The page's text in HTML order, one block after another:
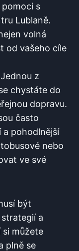
s
Lublaně.
volná
od vašeho cíle
z
chystáte do
dopravu.
často
a pohodlnější
nebo
ve své
být
a
můžete
plně se